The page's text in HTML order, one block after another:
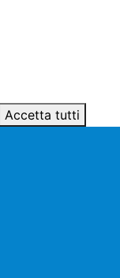
Accetta tutti